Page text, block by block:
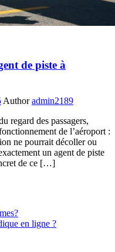
de piste à
Author admin2189
regard des passagers,
de l’aéroport :
ne pourrait décoller ou
un agent de piste
de ce […]
en ligne ?